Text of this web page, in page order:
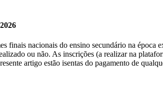
finais nacionais do ensino secundário na época
ou não. As inscrições (a realizar na
artigo estão isentas do pagamento de